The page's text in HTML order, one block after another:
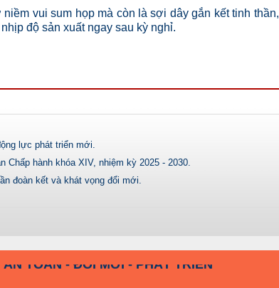
vui sum họp mà còn là sợi dây gắn kết tinh thần,
độ sản xuất ngay sau kỳ nghỉ.
lực phát triển mới.
hành khóa XIV, nhiệm kỳ 2025 - 2030.
đoàn kết và khát vọng đổi mới.